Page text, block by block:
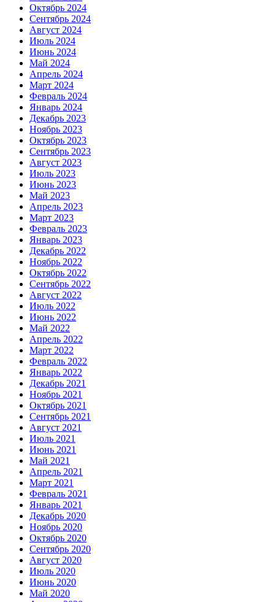
Октябрь 2024
Сентябрь 2024
Август 2024
Июль 2024
Июнь 2024
Май 2024
Апрель 2024
Март 2024
Февраль 2024
Январь 2024
Декабрь 2023
Ноябрь 2023
Октябрь 2023
Сентябрь 2023
Август 2023
Июль 2023
Июнь 2023
Май 2023
Апрель 2023
Март 2023
Февраль 2023
Январь 2023
Декабрь 2022
Ноябрь 2022
Октябрь 2022
Сентябрь 2022
Август 2022
Июль 2022
Июнь 2022
Май 2022
Апрель 2022
Март 2022
Февраль 2022
Январь 2022
Декабрь 2021
Ноябрь 2021
Октябрь 2021
Сентябрь 2021
Август 2021
Июль 2021
Июнь 2021
Май 2021
Апрель 2021
Март 2021
Февраль 2021
Январь 2021
Декабрь 2020
Ноябрь 2020
Октябрь 2020
Сентябрь 2020
Август 2020
Июль 2020
Июнь 2020
Май 2020